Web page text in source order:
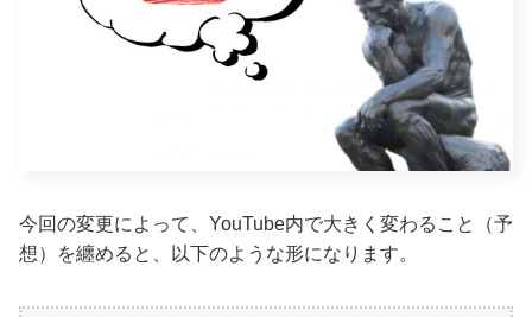
今回の変更によって、YouTube内で大きく変わること（予
想）を纏めると、以下のような形になります。